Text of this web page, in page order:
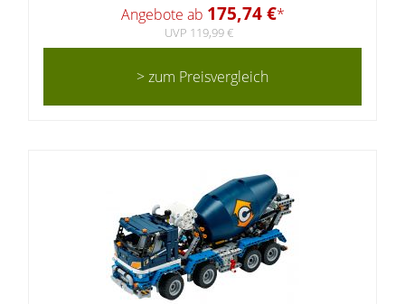
Angebote ab 175,74 €*
UVP 119,99 €
> zum Preisvergleich